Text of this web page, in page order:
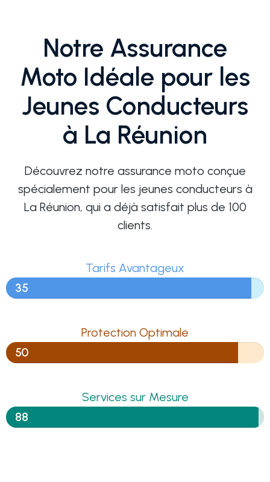
Notre Assurance
Moto Idéale pour les
Jeunes Conducteurs
à La Réunion
Découvrez notre assurance moto conçue
spécialement pour les jeunes conducteurs à
La Réunion, qui a déjà satisfait plus de 100
clients.
Tarifs Avantageux
35
Protection Optimale
50
Services sur Mesure
88